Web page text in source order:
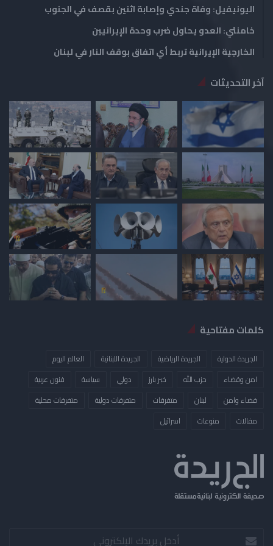
اليونيفيل: وفاة جندي وإصابة اثنين بقصف في الجنوب
خامنئي: العدو يحاول ضرب وحدة الإيرانيين
الخارجية الإيرانية تربط أي اتفاق بوقف النار في لبنان
آخر التحديثات
كلمات مفتاحية
الجريدة الدولية الجريدة الرياضية الجريدة اللبنانية
العالم اليوم
امن وقضاء
حزب الله خبر بارز دولي سياسة
فنون عربية
قضاء وامن
لبنان متفرقات متفرقات دولية
متفرقات محلية
مقالات
منوعات ​اسرائيل
أدخل